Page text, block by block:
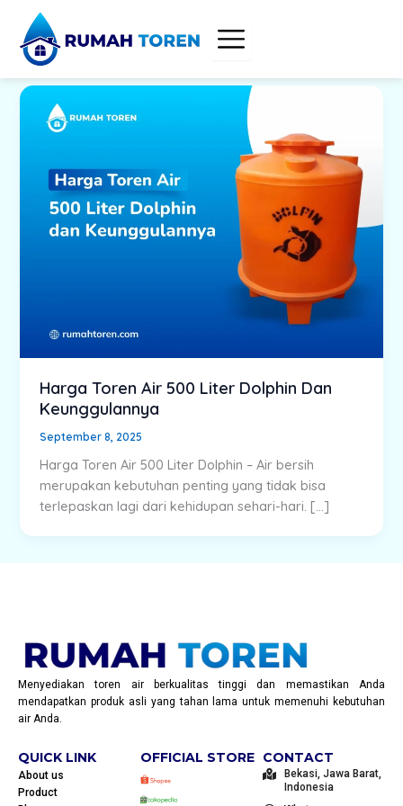
content
Harga Toren Air 500 Liter Dolphin Dan
Keunggulannya
September 8, 2025
Harga Toren Air 500 Liter Dolphin – Air bersih
merupakan kebutuhan penting yang tidak bisa
terlepaskan lagi dari kehidupan sehari-hari. […]
Menyediakan toren air berkualitas tinggi dan memastikan Anda
mendapatkan produk asli yang tahan lama untuk memenuhi kebutuhan
air Anda.
QUICK LINK
About us
Product
OFFICIAL STORE CONTACT
Bekasi, Jawa Barat,
Indonesia